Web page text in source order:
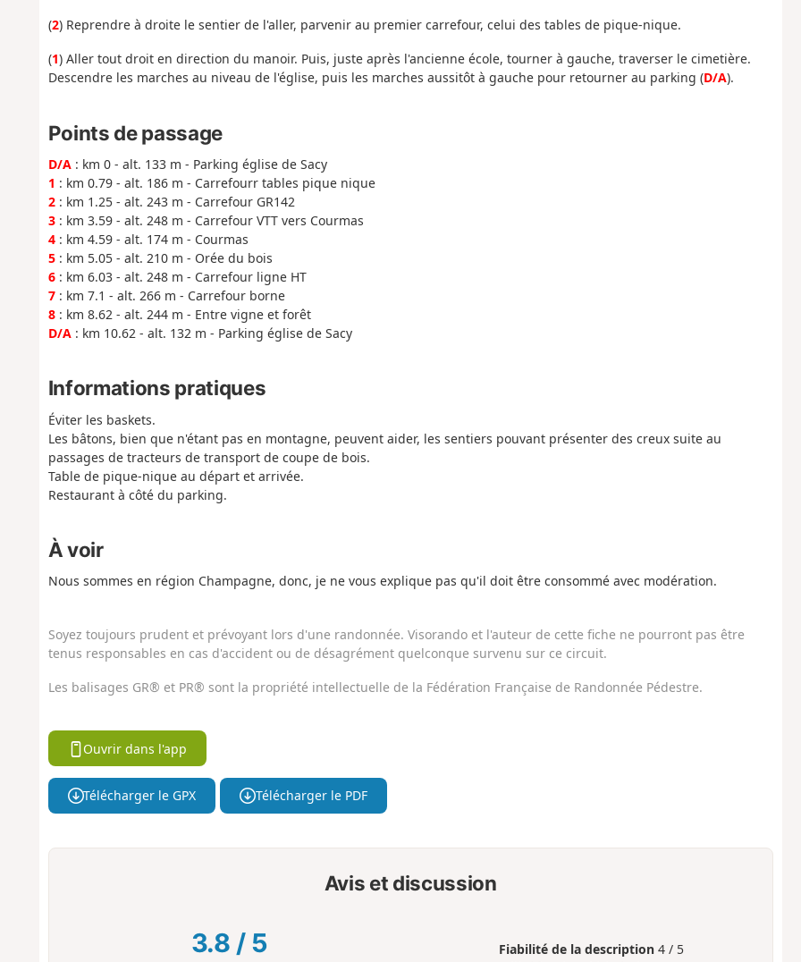
(2) Reprendre à droite le sentier de l'aller, parvenir au premier carrefour, celui des tables de pique-nique.
(1) Aller tout droit en direction du manoir. Puis, juste après l'ancienne école, tourner à gauche, traverser le cimetière.
Descendre les marches au niveau de l'église, puis les marches aussitôt à gauche pour retourner au parking (D/A).
Points de passage
D/A: km 0 - alt. 133 m - Parking église de Sacy
1 : km 0.79 - alt. 186 m - Carrefourr tables pique nique
2: km 1.25 - alt. 243 m - Carrefour GR142
3: km 3.59 - alt. 248 m - Carrefour VTT vers Courmas
4: km 4.59 - alt. 174 m - Courmas
5: km 5.05 - alt. 210 m - Orée du bois
6: km 6.03 - alt. 248 m - Carrefour ligne HT
7: km 7.1 - alt. 266 m - Carrefour borne
8: km 8.62 - alt. 244 m - Entre vigne et forêt
D/A: km 10.62 - alt. 132 m - Parking église de Sacy
Informations pratiques
Éviter les baskets.
Les bâtons, bien que n'étant pas en montagne, peuvent aider, les sentiers pouvant présenter des creux suite au
passages de tracteurs de transport de coupe de bois.
Table de pique-nique au départ et arrivée.
Restaurant à côté du parking.
À voir
Nous sommes en région Champagne, donc, je ne vous explique pas qu'il doit être consommé avec modération.
Soyez toujours prudent et prévoyant lors d'une randonnée. Visorando et l'auteur de cette fiche ne pourront pas être
tenus responsables en cas d'accident ou de désagrément quelconque survenu sur ce circuit.
Les balisages GR® et PR® sont la propriété intellectuelle de la Fédération Française de Randonnée Pédestre.
Ouvrir dans l'app
Télécharger le GPX Télécharger le PDF
Avis et discussion
3.8 / 5 Fiabilité de la description 4 / 5